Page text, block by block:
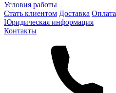
Условия работы
Стать клиентом Доставка Оплата
Юридическая информация
Контакты